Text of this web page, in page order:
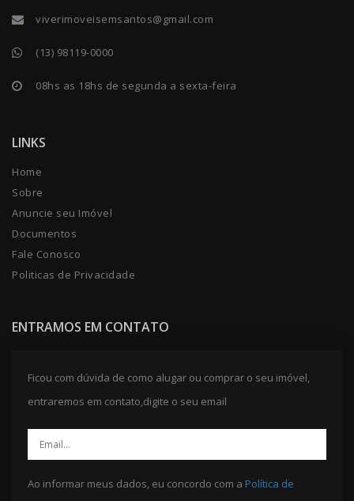
viverimoveisemsantos@gmail.com
(13) 98119-0000
08hs as 18hs de segunda a sexta-feira
LINKS
Home
Sobre
Anuncie seu Imóvel
Documentos
Fale Conosco
Politicas de Privacidade
ENTRAMOS EM CONTATO
Ficou com dúvida de como alugar ou comprar o seu imóvel,
entraremos em contato,digite o seu email
Ao informar meus dados, eu concordo com a Política de